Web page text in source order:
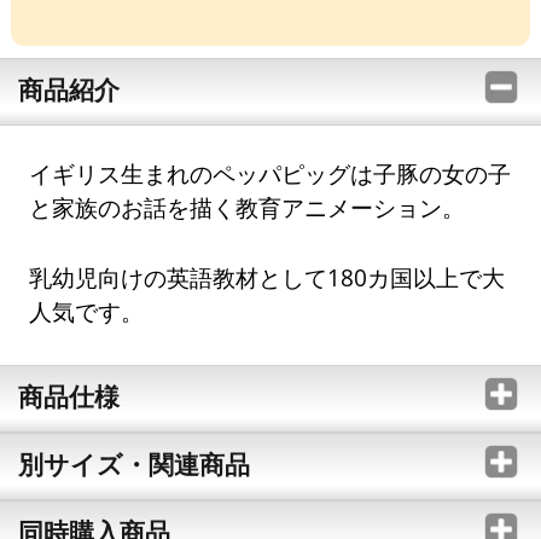
商品紹介
イギリス生まれのペッパピッグは子豚の女の子
と家族のお話を描く教育アニメーション。
乳幼児向けの英語教材として180カ国以上で大
人気です。
商品仕様
別サイズ・関連商品
同時購入商品